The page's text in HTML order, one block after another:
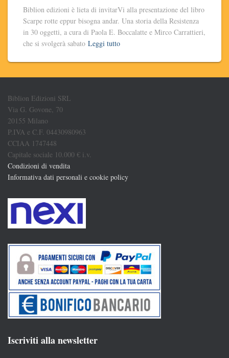
Biblion edizioni è lieta di invitarVi alla presentazione del libro
Scarpe rotte eppur bisogna andar. Una storia della Resistenza
in 30 oggetti, a cura di Paola E. Boccalatte e Mirco Carrattieri,
che si svolgerà sabato Leggi tutto
Biblion Edizioni SRL
Via G. Govone, 70
20155 Milano
P.IVA e C.F. 04430980963
CCIAA 1747448
Capitale sociale 10.000 € i.v.
Condizioni di vendita
Informativa dati personali e cookie policy
Iscriviti alla newsletter